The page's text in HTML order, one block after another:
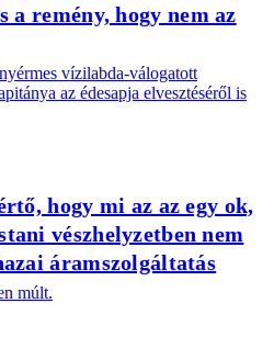
a remény, hogy nem az
vízilabda-válogatott
az édesapja elvesztéséről is
hogy mi az az egy ok,
vészhelyzetben nem
áramszolgáltatás
múlt.